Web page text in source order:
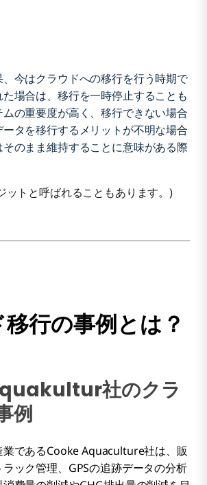
今はクラウドへの移行を行う時期で
場合は、移行を一時停止することも
の重要度が高く、移行できない場合
タを移行するメリットが不明な場合
のまま維持することに意味がある際
ットと呼ばれることもあります。)
行の事例とは？
社のクラ
例
業であるCooke Aquaculture社は、販
ック管理、GPSの追跡データの分析